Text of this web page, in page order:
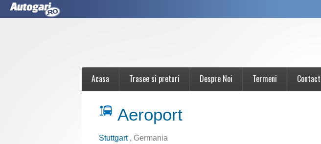
Acasa Trasee si preturi Despre Noi Termeni Contact
Aeroport
Stuttgart , Germania